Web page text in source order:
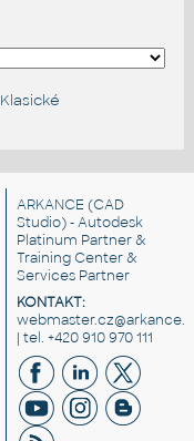
Klasické
ARKANCE (CAD
Studio) - Autodesk
Platinum Partner &
Training Center &
Services Partner
KONTAKT:
| tel. +420 910 970 111